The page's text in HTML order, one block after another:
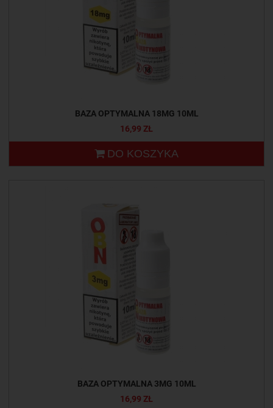
BAZA OPTYMALNA 18MG 10ML
16,99 ZŁ
DO KOSZYKA
BAZA OPTYMALNA 3MG 10ML
16,99 ZŁ